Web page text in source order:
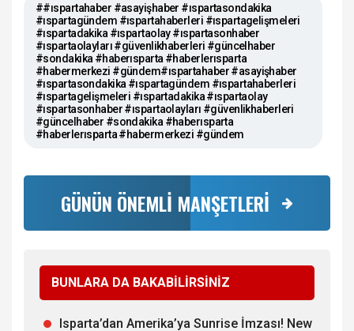
##ıspartahaber #asayişhaber #ıspartasondakika
#ıspartagündem #ıspartahaberleri #ıspartagelişmeleri
#ıspartadakika #ıspartaolay #ıspartasonhaber
#ıspartaolayları #güvenlikhaberleri #güncelhaber
#sondakika #haberısparta #haberlerısparta
#habermerkezi #gündem#ıspartahaber #asayişhaber
#ıspartasondakika #ıspartagündem #ıspartahaberleri
#ıspartagelişmeleri #ıspartadakika #ıspartaolay
#ıspartasonhaber #ıspartaolayları #güvenlikhaberleri
#güncelhaber #sondakika #haberısparta
#haberlerısparta #habermerkezi #gündem
GÜNÜN ÖNEMLİ MANŞETLERİ
BUNLARA DA BAKABİLİRSİNİZ
Isparta’dan Amerika’ya Sunrise İmzası! New